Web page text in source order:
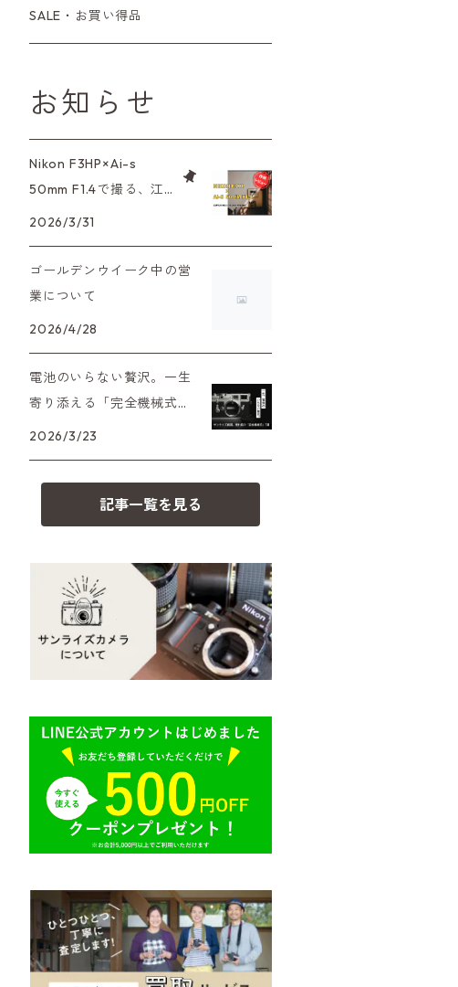
M42単焦点レンズ
Tシリーズ
コンパクト
α7、α9、X700
OLYMPUS（オリンパス）
PENシリーズ
XAシリーズ
35DC、35SP
PEN F、FT
OM-1
HEXAR
Leica（ライカ）
Mシリーズ
minilux
ド）
35シリーズ
RICOH（リコー）
Voigtlander（フォクトレンダー）
BESSA
YASHICA（ヤシカ）
Mamiya（マミヤ）
M645,二眼レフ
Plaubel（プラウベル）
SONY（ソニー）
SIGMA（シグマ）
TAMRON（タムロン）
ス）
デジタルカメラ
レンジファインダーレンズ
大判レンズ
レンズその他
一眼レンズ
マウントアダプター
35mm（135）カラーリバーサル
アクセサリー・付属品
L39
FD（キヤノン）
OM（オリンパス）
A（ミノルタ（ソニー））
MD（ミノルタ）
K（ペンタックス）
CY（ヤシカコンタックス）
M（ライカ）
R（ライカ）
E（ソニー）
AR（コニカ）
O（その他）
初心者の方へもおすすめ！
SALE・お買い得品
お知らせ
Nikon F3HP×Ai-s
50mm F1.4で撮る、江
戸東京たてもの園。ノ
2026/3/31
ゴールデンウイーク中の営
業について
2026/4/28
電池のいらない贅沢。一生
寄り添える「完全機械式」
フィルムカメラの名機7選
2026/3/23
記事一覧を見る